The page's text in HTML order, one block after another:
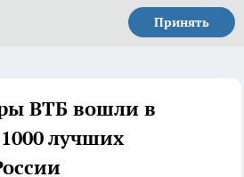
Принять
ВТБ вошли в
лучших